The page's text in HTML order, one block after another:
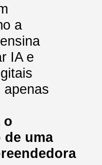
a
IA e
apenas
o
de uma